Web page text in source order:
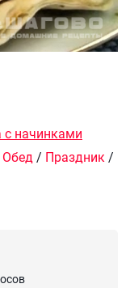
с начинками
Обед/ Праздник/